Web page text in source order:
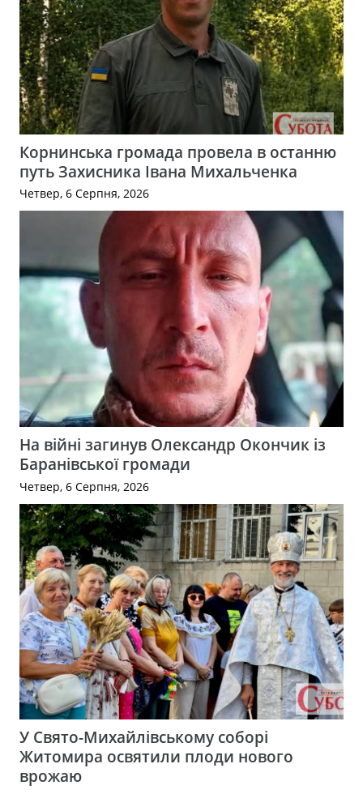
Корнинська громада провела в останню
путь Захисника Івана Михальченка
Четвер, 6 Серпня, 2026
На війні загинув Олександр Окончик із
Баранівської громади
Четвер, 6 Серпня, 2026
У Свято-Михайлівському соборі
Житомира освятили плоди нового
врожаю